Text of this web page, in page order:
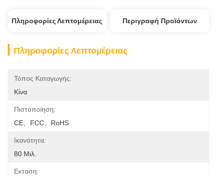
Πληροφορίες Λεπτομέρειας Περιγραφή Προϊόντων
Πληροφορίες Λεπτομέρειας
Τόπος Καταγωγής:
Κίνα
Πιστοποίηση:
CE、FCC、RoHS
Ικανότητα:
80 Μιλ.
Εκταση: